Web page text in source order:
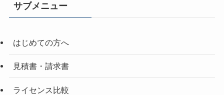
サブメニュー
はじめての方へ
見積書・請求書
ライセンス比較